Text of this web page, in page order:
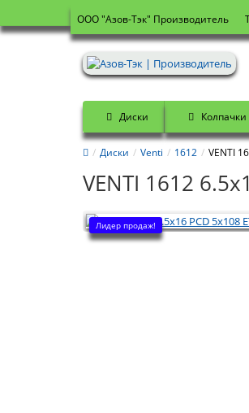
OOO "Азов-Тэк" Производитель
Диски Колпачки
Диски Venti 1612 VENTI
VENTI 1612
Лидер продаж!